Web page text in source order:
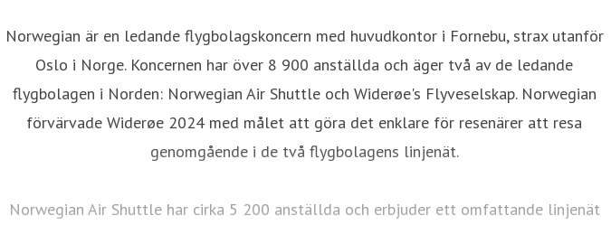
Norwegian är en ledande flygbolagskoncern med huvudkontor i Fornebu, strax utanför
Oslo i Norge. Koncernen har över 8 900 anställda och äger två av de ledande
flygbolagen i Norden: Norwegian Air Shuttle och Widerøe's Flyveselskap. Norwegian
förvärvade Widerøe 2024 med målet att göra det enklare för resenärer att resa
genomgående i de två flygbolagens linjenät.
Norwegian Air Shuttle har cirka 5 200 anställda och erbjuder ett omfattande linjenät